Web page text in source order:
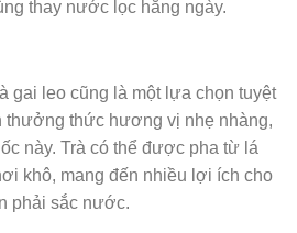
thay nước lọc hằng ngày.
gai leo cũng là một lựa chọn tuyệt
thưởng thức hương vị nhẹ nhàng,
này. Trà có thể được pha từ lá
khô, mang đến nhiều lợi ích cho
phải sắc nước.